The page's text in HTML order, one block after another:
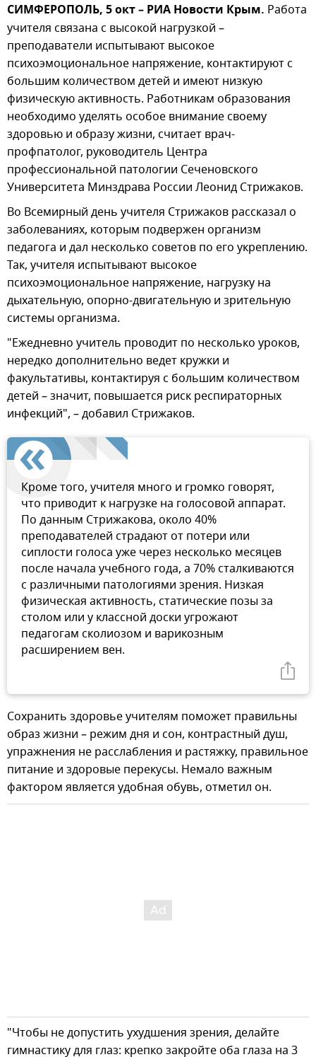
СИМФЕРОПОЛЬ, 5 окт – РИА Новости Крым. Работа
учителя связана с высокой нагрузкой –
преподаватели испытывают высокое
психоэмоциональное напряжение, контактируют с
большим количеством детей и имеют низкую
физическую активность. Работникам образования
необходимо уделять особое внимание своему
здоровью и образу жизни, считает врач-
профпатолог, руководитель Центра
профессиональной патологии Сеченовского
Университета Минздрава России Леонид Стрижаков.
Во Всемирный день учителя Стрижаков рассказал о
заболеваниях, которым подвержен организм
педагога и дал несколько советов по его укреплению.
Так, учителя испытывают высокое
психоэмоциональное напряжение, нагрузку на
дыхательную, опорно-двигательную и зрительную
системы организма.
"Ежедневно учитель проводит по несколько уроков,
нередко дополнительно ведет кружки и
факультативы, контактируя с большим количеством
детей – значит, повышается риск респираторных
инфекций", – добавил Стрижаков.
Кроме того, учителя много и громко говорят,
что приводит к нагрузке на голосовой аппарат.
По данным Стрижакова, около 40%
преподавателей страдают от потери или
сиплости голоса уже через несколько месяцев
после начала учебного года, а 70% сталкиваются
с различными патологиями зрения. Низкая
физическая активность, статические позы за
столом или у классной доски угрожают
педагогам сколиозом и варикозным
расширением вен.
Сохранить здоровье учителям поможет правильны
образ жизни – режим дня и сон, контрастный душ,
упражнения не расслабления и растяжку, правильное
питание и здоровые перекусы. Немало важным
фактором является удобная обувь, отметил он.
"Чтобы не допустить ухудшения зрения, делайте
гимнастику для глаз: крепко закройте оба глаза на 3